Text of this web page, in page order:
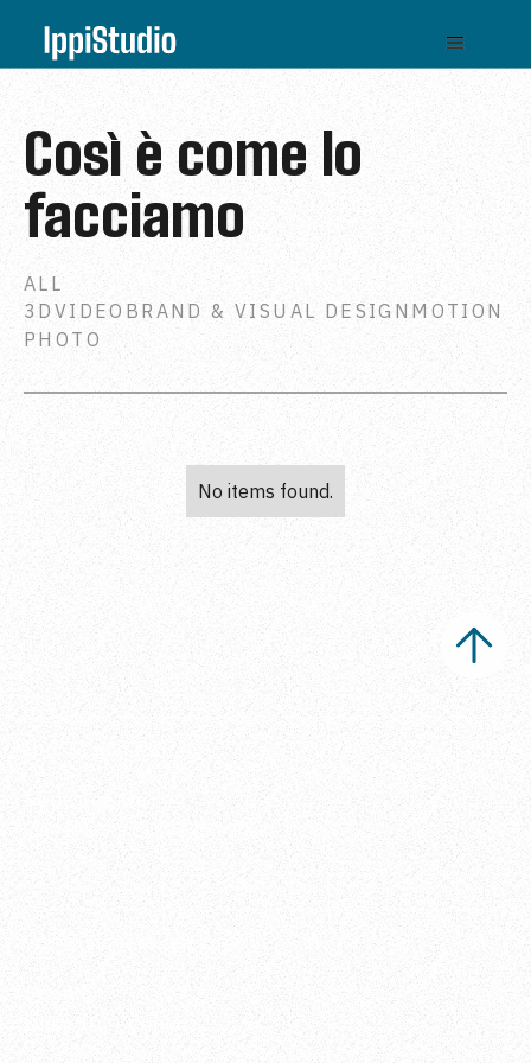
Così è come lo
facciamo
ALL
3D VIDEO BRAND & VISUAL DESIGN MOTION
PHOTO
No items found.
Ippi Studio s.r.l.
Sede legale
Via Metauro 5, 20146 Milano, Italia
Vuoi rimanere aggiornato?
Seguici
• Vimeo